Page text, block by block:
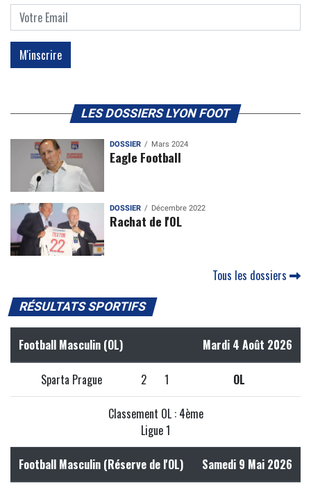
LES DOSSIERS LYON FOOT
DOSSIER Mars 2024
Eagle Football
DOSSIER Décembre 2022
Rachat de l'OL
Tous les dossiers
RÉSULTATS SPORTIFS
Football Masculin (OL) Mardi 4 Août 2026
Sparta Prague 2 1 OL
Classement OL : 4ème
Ligue 1
Football Masculin (Réserve de l'OL) Samedi 9 Mai 2026